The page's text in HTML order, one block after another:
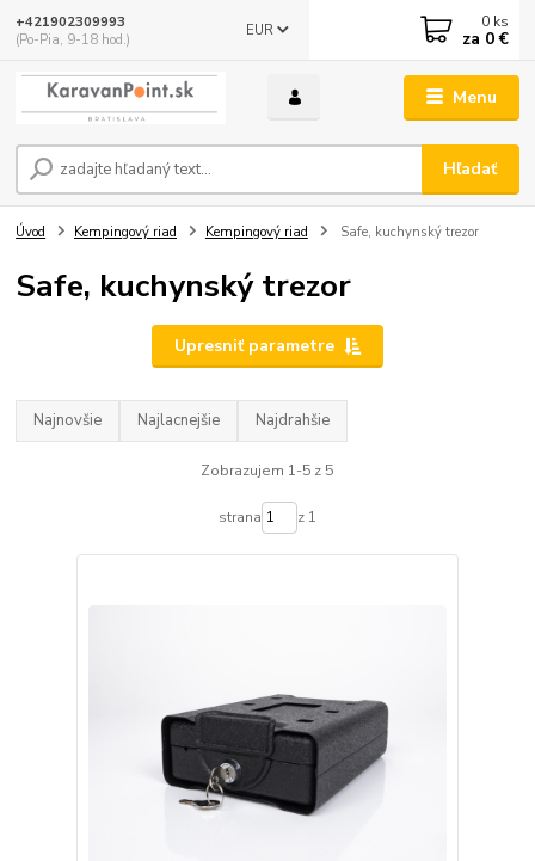
Menu
EUR
Hľadať
+421902309993
(Po-Pia, 9-18 hod.)
0 ks
za 0 €
Úvod Kempingový riad Kempingový riad Safe, kuchynský trezor
Safe, kuchynský trezor
Upresniť parametre
Najnovšie Najlacnejšie Najdrahšie
Zobrazujem 1-5 z 5
strana z 1